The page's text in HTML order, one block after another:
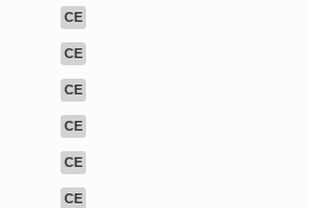
CE
CE
CE
CE
CE
CE